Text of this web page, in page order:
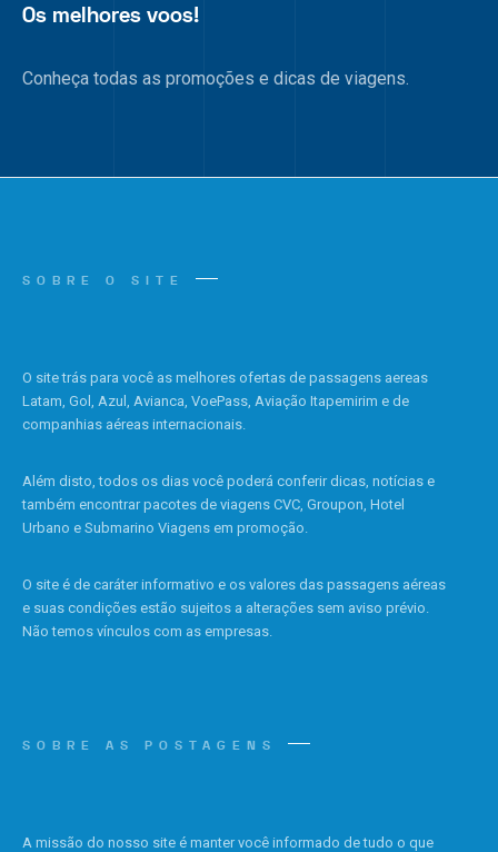
Os melhores voos!
Conheça todas as promoções e dicas de viagens.
SOBRE O SITE
O site trás para você as melhores ofertas de passagens aereas
Latam, Gol, Azul, Avianca, VoePass, Aviação Itapemirim e de
companhias aéreas internacionais.
Além disto, todos os dias você poderá conferir dicas, notícias e
também encontrar pacotes de viagens CVC, Groupon, Hotel
Urbano e Submarino Viagens em promoção.
O site é de caráter informativo e os valores das passagens aéreas
e suas condições estão sujeitos a alterações sem aviso prévio.
Não temos vínculos com as empresas.
SOBRE AS POSTAGENS
A missão do nosso site é manter você informado de tudo o que